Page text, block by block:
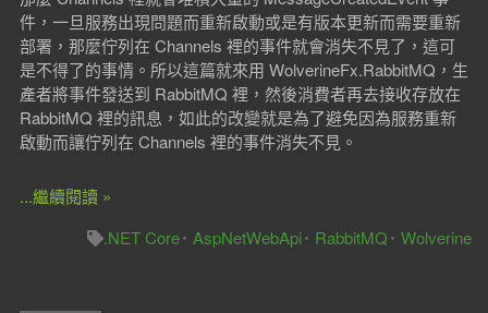
件，一旦服務出現問題而重新啟動或是有版本更新而需要重新
部署，那麼佇列在 Channels 裡的事件就會消失不見了，這可
是不得了的事情。所以這篇就來用 WolverineFx.RabbitMQ，生
產者將事件發送到 RabbitMQ 裡，然後消費者再去接收存放在
RabbitMQ 裡的訊息，如此的改變就是為了避免因為服務重新
啟動而讓佇列在 Channels 裡的事件消失不見。
...繼續閱讀 »
.NET Core
AspNetWebApi RabbitMQ Wolverine